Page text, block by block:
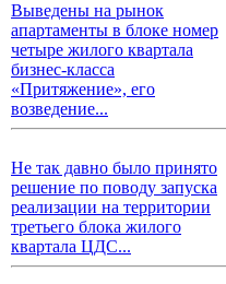
Выведены на рынок
апартаменты в блоке номер
четыре жилого квартала
бизнес-класса
«Притяжение», его
возведение...
Не так давно было принято
решение по поводу запуска
реализации на территории
третьего блока жилого
квартала ЦДС...